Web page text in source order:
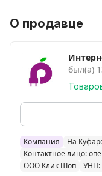
категории товаров,
Доставка товара
подъезда или до
Срок доставки по
до 5-ти дней со
случаях срок
согласованию с
О продавце
был(а)
Компания
На
Контактное лицо:
ООО Клик Шоп
УНП: